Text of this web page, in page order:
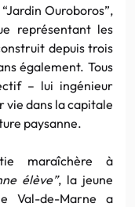
Ouroboros”,
représentant les
depuis trois
également. Tous
– lui ingénieur
vie dans la capitale
paysanne.
maraîchère à
élève”, la jeune
Val-de-Marne a